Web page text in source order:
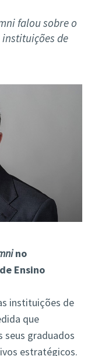
falou sobre o
de
no
Ensino
instituições de
que
seus graduados
estratégicos.